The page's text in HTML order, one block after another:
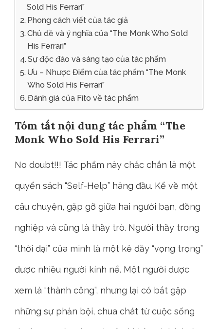
Sold His Ferrari”
Phong cách viết của tác giả
Chủ đề và ý nghĩa của “The Monk Who Sold
His Ferrari”
Sự độc đáo và sáng tạo của tác phẩm
Ưu – Nhược Điểm của tác phẩm “The Monk
Who Sold His Ferrari”
Đánh giá của Fito về tác phẩm
Tóm tắt nội dung tác phẩm “The
Monk Who Sold His Ferrari”
No doubt!!! Tác phẩm này chắc chắn là một
quyển sách “Self-Help” hàng đầu. Kể về một
câu chuyện, gặp gỡ giữa hai người bạn, đồng
nghiệp và cũng là thầy trò. Người thầy trong
“thời đại” của mình là một kẻ đầy “vọng trọng”
được nhiều người kính nể. Một người được
xem là “thành công”, nhưng lại có bắt gặp
những sự phản bội, chua chát từ cuộc sống